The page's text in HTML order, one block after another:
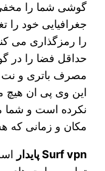
گوشی شما را
جغرافیایی خود را
را رمزگذاری می
حداقل فضا را در
مصرف باتری و
این وی پی ان هیچ
نکرده است و شما
مکان و زمانی که
Surf vpn پایدار